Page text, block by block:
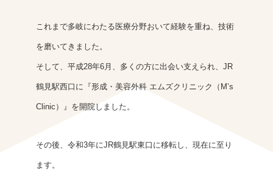
これまで多岐にわたる医療分野おいて経験を重ね、技術
を磨いてきました。
そして、平成28年6月、多くの方に出会い支えられ、JR
鶴見駅西口に『形成・美容外科 エムズクリニック（M’s
Clinic）』を開院しました。
その後、令和3年にJR鶴見駅東口に移転し、現在に至り
ます。